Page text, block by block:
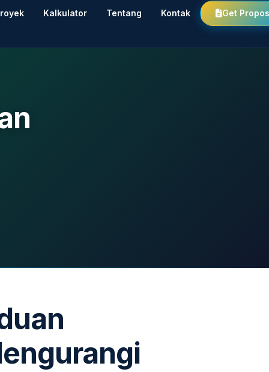
Kalkulator Tentang Kontak Get